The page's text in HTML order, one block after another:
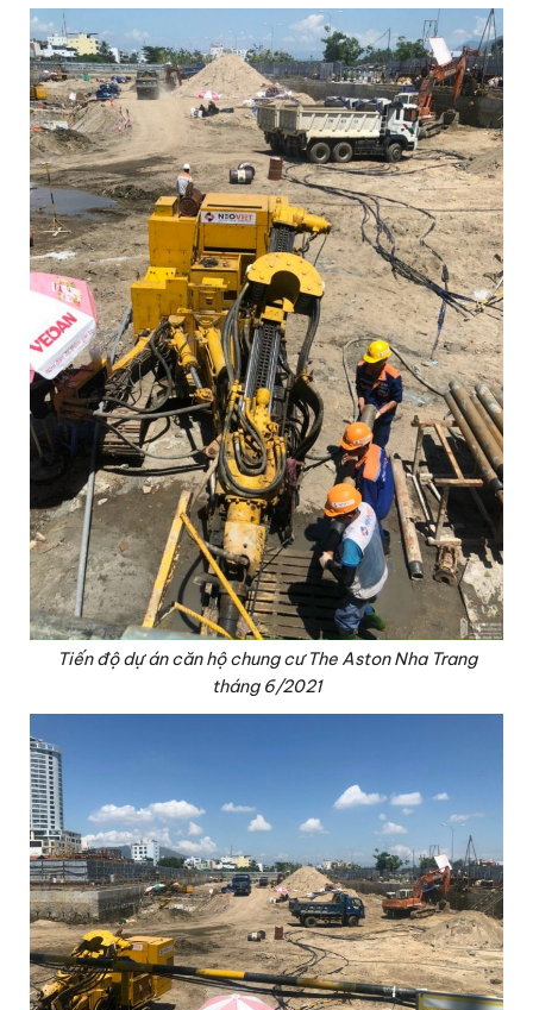
Tiến độ dự án căn hộ chung cư The Aston Nha Trang
tháng 6/2021